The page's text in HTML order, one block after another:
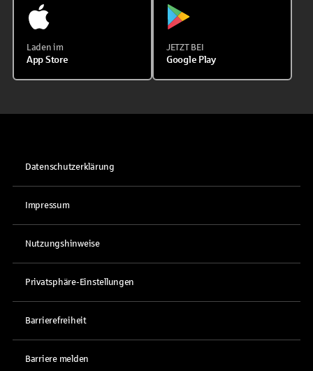
Laden im
App Store
JETZT BEI
Google Play
Datenschutzerklärung
Impressum
Nutzungshinweise
Privatsphäre-Einstellungen
Barrierefreiheit
Barriere melden